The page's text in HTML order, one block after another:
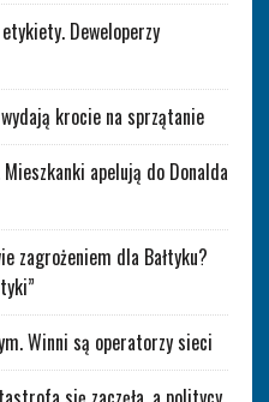
Deweloperzy
krocie na sprzątanie
apelują do Donalda
zagrożeniem dla Bałtyku?
Winni są operatorzy sieci